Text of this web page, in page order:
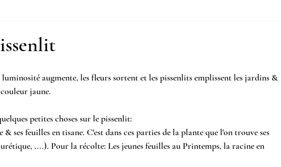
augmente, les fleurs sortent et les pissenlits emplissent les jardins &
jaune.
petites choses sur le pissenlit:
ses feuilles en tisane. C'est dans ces parties de la plante que l'on trouve ses
....). Pour la récolte: Les jeunes feuilles au Printemps, la racine en